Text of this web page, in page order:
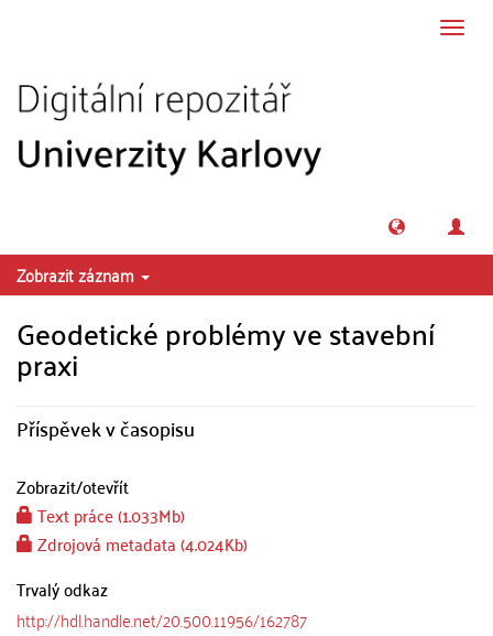
Zobrazit záznam
Geodetické problémy ve stavební
praxi
Příspěvek v časopisu
Zobrazit/otevřít
Text práce (1.033Mb)
Zdrojová metadata (4.024Kb)
Trvalý odkaz
http://hdl.handle.net/20.500.11956/162787